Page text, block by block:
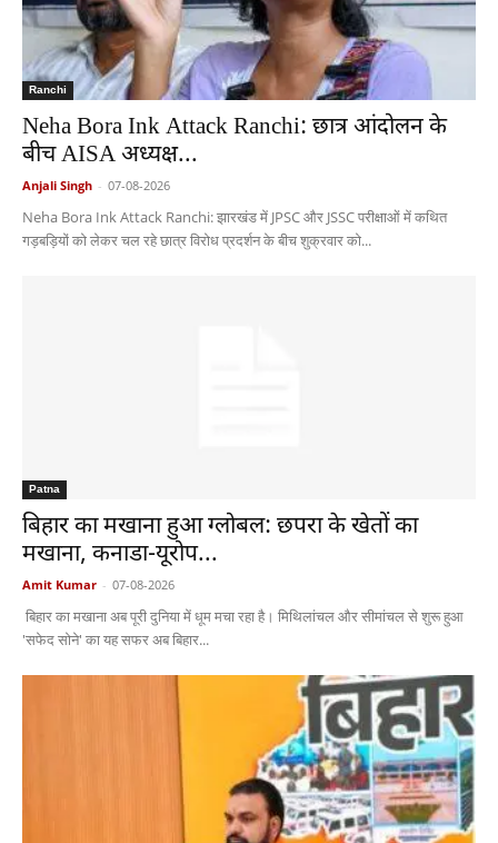
Ranchi
Neha Bora Ink Attack Ranchi: छात्र आंदोलन के
बीच AISA अध्यक्ष...
Anjali Singh - 07-08-2026
Neha Bora Ink Attack Ranchi: झारखंड में JPSC और JSSC परीक्षाओं में कथित
गड़बड़ियों को लेकर चल रहे छात्र विरोध प्रदर्शन के बीच शुक्रवार को...
Patna
बिहार का मखाना हुआ ग्लोबल: छपरा के खेतों का
मखाना, कनाडा-यूरोप...
Amit Kumar - 07-08-2026
बिहार का मखाना अब पूरी दुनिया में धूम मचा रहा है। मिथिलांचल और सीमांचल से शुरू हुआ
'सफेद सोने' का यह सफर अब बिहार...